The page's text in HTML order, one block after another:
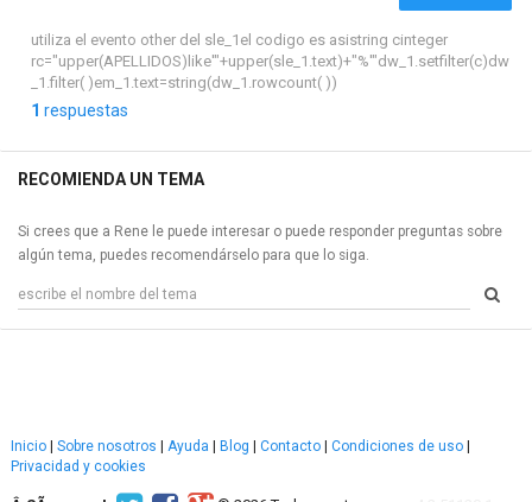
utiliza el evento other del sle_1el codigo es asistring cinteger
rc="upper(APELLIDOS)like'"+upper(sle_1.text)+"%'"dw_1.setfilter(c)dw
_1.filter( )em_1.text=string(dw_1.rowcount( ))
1 respuestas
RECOMIENDA UN TEMA
Si crees que a Rene le puede interesar o puede responder preguntas sobre
algún tema, puedes recomendárselo para que lo siga.
Inicio Sobre nosotros Ayuda Blog Contacto Condiciones de uso
Privacidad y cookies